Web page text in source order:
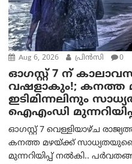
Aug 6, 2026 പ്രിന്‍സി 0
ഓഗസ്റ്റ് 7 ന്
വഷളാകും!; കനത്ത
ഇടിമിന്നലിനും
ഐഎംഡി
ഓഗസ്റ്റ് 7 വെള്ളിയാഴ്ച
കനത്ത മഴയ്ക്ക്
മുന്നറിയിപ്പ് നൽകി..